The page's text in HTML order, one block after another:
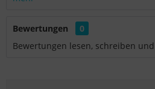
Bewertungen
0
Bewertungen lesen, schreiben